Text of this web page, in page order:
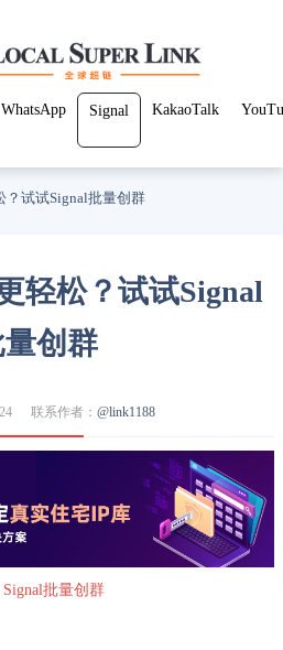
WhatsApp Signal KakaoTalk
？试试Signal批量创群
轻松？试试Signal
创群
联系作者： @link1188
Signal批量创群